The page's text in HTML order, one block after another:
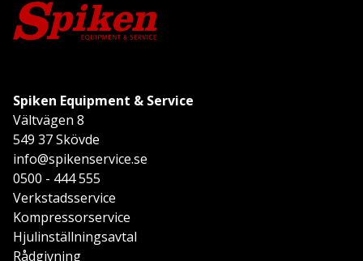
Spiken Equipment & Service
Vältvägen 8
549 37 Skövde
info@spikenservice.se
0500 - 444 555
Verkstadsservice
Kompressorservice
Hjulinställningsavtal
Rådgivning